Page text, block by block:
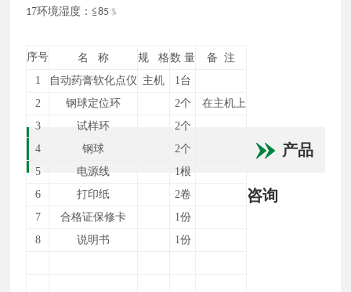
17环境湿度：≦85﹪
序号 名 称 规 格数 量 备
注
1
自动药膏软化点仪 主机 1 台
2
钢球定位环 2个
在主机上
3
试样环
2个
4
钢球
2个
5
电源线
1根
6
打印纸
2卷
7
合格证保修卡 1份
8
说明书 1份
产品
咨询